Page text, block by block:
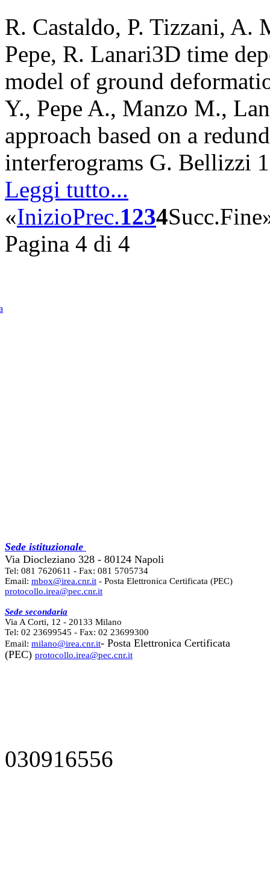
R. Castaldo, P. Tizzani, A.
Pepe, R. Lanari3D time
model of ground
Y., Pepe A., Manzo M.,
approach based on a
interferograms G. Bellizzi
Leggi tutto...
«InizioPrec.1234Succ.Fine
Pagina 4 di 4
Sede istituzionale
Via Diocleziano 328 - 80124 Napoli
Tel: 081 7620611 - Fax: 081 5705734
Email: mbox@irea.cnr.it - Posta Elettronica Certificata (PEC)
protocollo.irea@pec.cnr.it
Sede secondaria
Via A Corti, 12 - 20133 Milano
Tel: 02 23699545 - Fax: 02 23699300
Email: milano@irea.cnr.it- Posta Elettronica Certificata
(PEC) protocollo.irea@pec.cnr.it
030916556